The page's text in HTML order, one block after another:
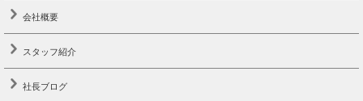
会社概要
スタッフ紹介
社長ブログ